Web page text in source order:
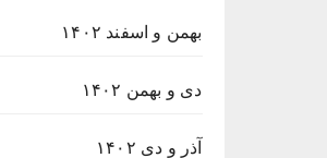
بهمن و اسفند ۱۴۰۲
دی و بهمن ۱۴۰۲
آذر و دی ۱۴۰۲